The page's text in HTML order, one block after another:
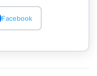
Facebook